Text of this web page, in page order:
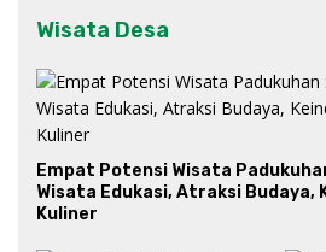
Wisata Desa
Empat Potensi Wisata
Wisata Edukasi, Atraksi Budaya,
Kuliner